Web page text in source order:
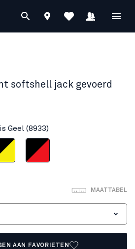
softshell jack gevoerd
Geel (8933)
Vis Geel
Zwart/High Vis Rood
MAATTABEL
AAN FAVORIETEN